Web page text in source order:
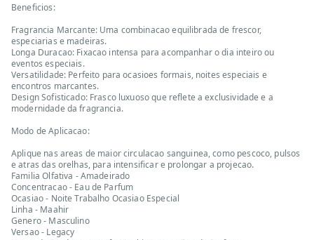
Beneficios:
Fragrancia Marcante: Uma combinacao equilibrada de frescor,
especiarias e madeiras.
Longa Duracao: Fixacao intensa para acompanhar o dia inteiro ou
eventos especiais.
Versatilidade: Perfeito para ocasioes formais, noites especiais e
encontros marcantes.
Design Sofisticado: Frasco luxuoso que reflete a exclusividade e a
modernidade da fragrancia.
Modo de Aplicacao:
Aplique nas areas de maior circulacao sanguinea, como pescoco, pulsos
e atras das orelhas, para intensificar e prolongar a projecao.
Familia Olfativa - Amadeirado
Concentracao - Eau de Parfum
Ocasiao - Noite Trabalho Ocasiao Especial
Linha - Maahir
Genero - Masculino
Versao - Legacy